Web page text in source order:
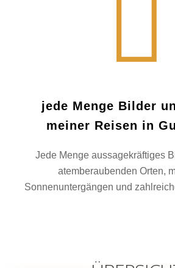
jede Menge Bilder
meiner Reisen in
Jede Menge aussagekräftiges
atemberaubenden Orten,
Sonnenuntergängen und